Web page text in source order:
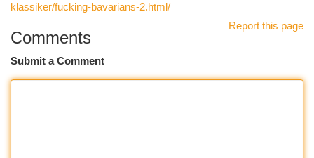
klassiker/fucking-bavarians-2.html/
Report this page
Comments
Submit a Comment